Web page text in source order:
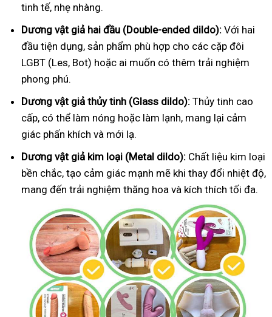
tinh tế, nhẹ nhàng.
Dương vật giả hai đầu (Double-ended dildo): Với hai
đầu tiện dụng, sản phẩm phù hợp cho các cặp đôi
LGBT (Les, Bot) hoặc ai muốn có thêm trải nghiệm
phong phú.
Dương vật giả thủy tinh (Glass dildo): Thủy tinh cao
cấp, có thể làm nóng hoặc làm lạnh, mang lại cảm
giác phấn khích và mới lạ.
Dương vật giả kim loại (Metal dildo): Chất liệu kim loại
bền chắc, tạo cảm giác mạnh mẽ khi thay đổi nhiệt độ,
mang đến trải nghiệm thăng hoa và kích thích tối đa.